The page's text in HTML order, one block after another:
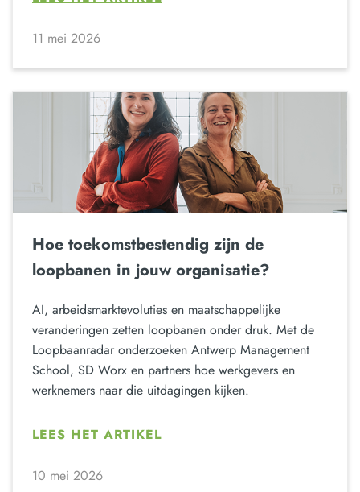
11 mei 2026
Hoe toekomstbestendig zijn de
loopbanen in jouw organisatie?
AI, arbeidsmarktevoluties en maatschappelijke
veranderingen zetten loopbanen onder druk. Met de
Loopbaanradar onderzoeken Antwerp Management
School, SD Worx en partners hoe werkgevers en
werknemers naar die uitdagingen kijken.
LEES HET ARTIKEL
10 mei 2026